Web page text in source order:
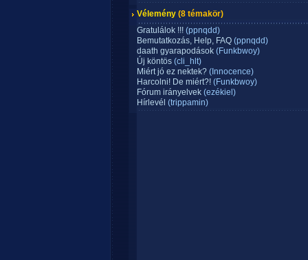
Vélemény (8 témakör)
Gratulálok !!! (ppnqdd)
Bemutatkozás, Help, FAQ (ppnqdd)
daath gyarapodások (Funkbwoy)
Új köntös (cli_hlt)
Miért jó ez nektek? (Innocence)
Harcolni! De miért?! (Funkbwoy)
Fórum irányelvek (ezékiel)
Hírlevél (trippamin)